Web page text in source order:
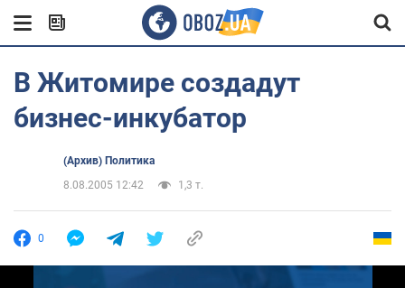
В Житомире создадут
бизнес-инкубатор
(Архив) Политика
8.08.2005 12:42
1,3 т.
0